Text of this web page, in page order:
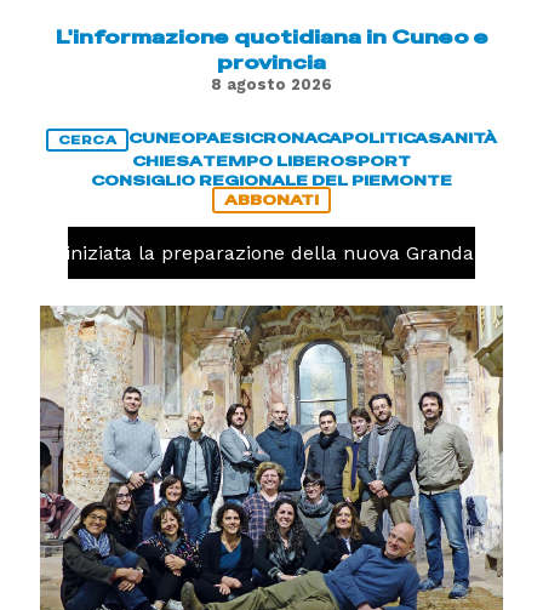
L'informazione quotidiana in Cuneo e
provincia
8 agosto 2026
CERCA CUNEOPAESICRONACAPOLITICASANITÀ
CHIESATEMPO LIBEROSPORT
CONSIGLIO REGIONALE DEL PIEMONTE
ABBONATI
iniziata la preparazione della nuova Granda Volley